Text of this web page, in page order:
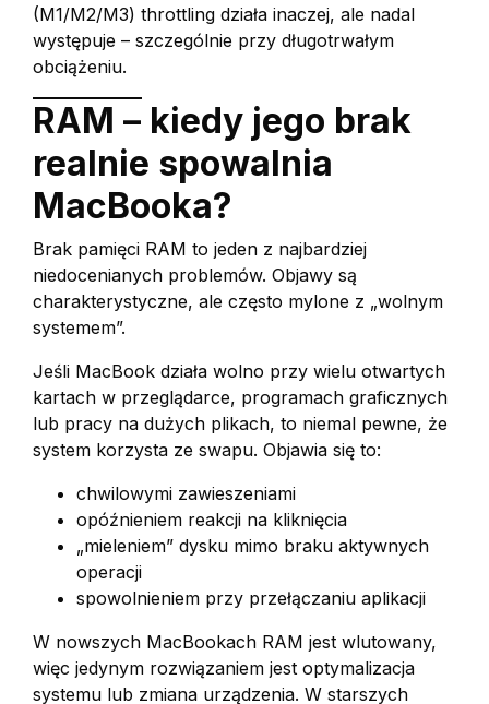
(M1/M2/M3) throttling działa inaczej, ale nadal
występuje – szczególnie przy długotrwałym
obciążeniu.
RAM – kiedy jego brak
realnie spowalnia
MacBooka?
Brak pamięci RAM to jeden z najbardziej
niedocenianych problemów. Objawy są
charakterystyczne, ale często mylone z „wolnym
systemem”.
Jeśli MacBook działa wolno przy wielu otwartych
kartach w przeglądarce, programach graficznych
lub pracy na dużych plikach, to niemal pewne, że
system korzysta ze swapu. Objawia się to:
chwilowymi zawieszeniami
opóźnieniem reakcji na kliknięcia
„mieleniem” dysku mimo braku aktywnych
operacji
spowolnieniem przy przełączaniu aplikacji
W nowszych MacBookach RAM jest wlutowany,
więc jedynym rozwiązaniem jest optymalizacja
systemu lub zmiana urządzenia. W starszych